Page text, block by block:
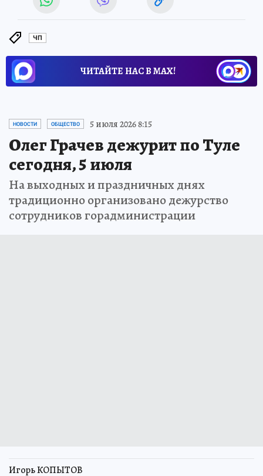
ЧП
ЧИТАЙТЕ НАС В МАХ!
НОВОСТИ ОБЩЕСТВО 5 июля 2026 8:15
Олег Грачев дежурит по Туле
сегодня, 5 июля
На выходных и праздничных днях
традиционно организовано дежурство
сотрудников горадминистрации
Игорь КОПЫТОВ